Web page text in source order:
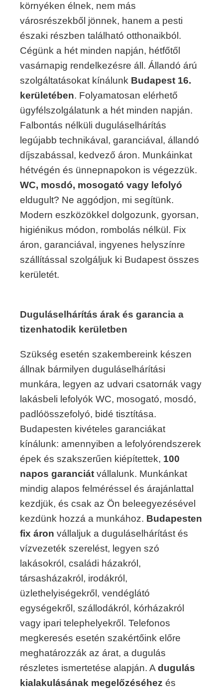
környéken élnek, nem más
városrészekből jönnek, hanem a pesti
északi részben található otthonaikból.
Cégünk a hét minden napján, hétfőtől
vasárnapig rendelkezésre áll. Állandó árú
szolgáltatásokat kínálunk Budapest 16.
kerületében. Folyamatosan elérhető
ügyfélszolgálatunk a hét minden napján.
Falbontás nélküli duguláselhárítás
legújabb technikával, garanciával, állandó
díjszabással, kedvező áron. Munkáinkat
hétvégén és ünnepnapokon is végezzük.
WC, mosdó, mosogató vagy lefolyó
eldugult? Ne aggódjon, mi segítünk.
Modern eszközökkel dolgozunk, gyorsan,
higiénikus módon, rombolás nélkül. Fix
áron, garanciával, ingyenes helyszínre
szállítással szolgáljuk ki Budapest összes
kerületét.
Duguláselhárítás árak és garancia a
tizenhatodik kerületben
Szükség esetén szakembereink készen
állnak bármilyen duguláselhárítási
munkára, legyen az udvari csatornák vagy
lakásbeli lefolyók WC, mosogató, mosdó,
padlóösszefolyó, bidé tisztítása.
Budapesten kivételes garanciákat
kínálunk: amennyiben a lefolyórendszerek
épek és szakszerűen kiépítettek, 100
napos garanciát vállalunk. Munkánkat
mindig alapos felméréssel és árajánlattal
kezdjük, és csak az Ön beleegyezésével
kezdünk hozzá a munkához. Budapesten
fix áron vállaljuk a duguláselhárítást és
vízvezeték szerelést, legyen szó
lakásokról, családi házakról,
társasházakról, irodákról,
üzlethelyiségekről, vendéglátó
egységekről, szállodákról, kórházakról
vagy ipari telephelyekről. Telefonos
megkeresés esetén szakértőink előre
meghatározzák az árat, a dugulás
részletes ismertetése alapján. A dugulás
kialakulásának megelőzéséhez és